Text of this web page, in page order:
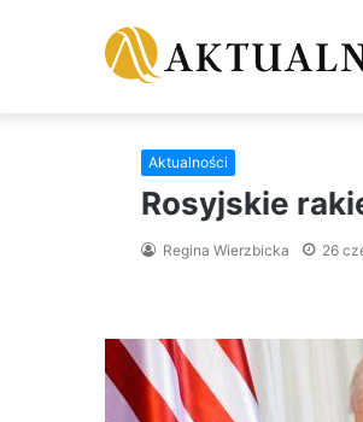
Aktualności
Rosyjskie
Regina Wierzbicka 26